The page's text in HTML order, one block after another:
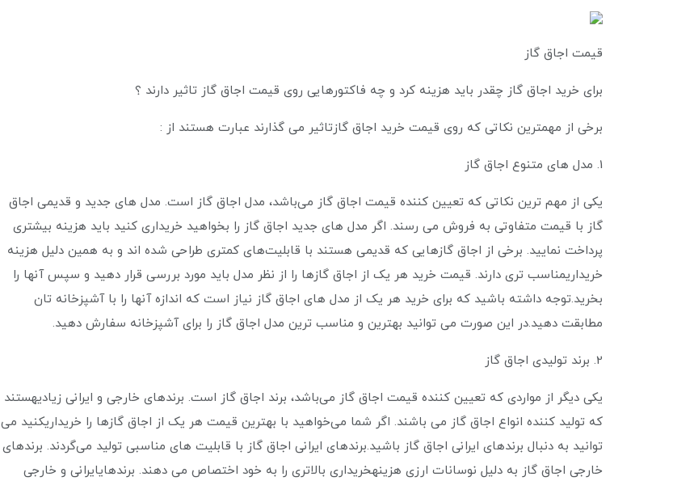
قیمت اجاق گاز
برای خرید اجاق گاز چقدر باید هزینه کرد و چه فاکتورهایی روی قیمت اجاق گاز تاثیر دارند ؟
برخی از مهمترین نکاتی که روی قیمت خرید اجاق گازتاثیر می‌ گذارند عبارت هستند از :
1. مدل های متنوع اجاق گاز
یکی از مهم ‌ترین نکاتی که تعیین کننده قیمت اجاق گاز می‌باشد، مدل اجاق گاز است. مدل‌ های جدید و قدیمی اجاق
گاز با قیمت متفاوتی به فروش می ‌رسند. اگر مدل‌ های جدید اجاق گاز را بخواهید خریداری کنید باید هزینه بیشتری
پرداخت نمایید. برخی از اجاق گازهایی که قدیمی هستند با قابلیت‌های کمتری طراحی شده ‌اند و به همین دلیل هزینه
خریداریمناسب ‌تری دارند. قیمت خرید هر یک از اجاق گازها را از نظر مدل باید مورد بررسی قرار دهید و سپس آنها را
بخرید.توجه داشته باشید که برای خرید هر یک از مدل‌ های اجاق گاز نیاز است که اندازه آنها را با آشپزخانه ‌تان
مطابقت دهید.در این صورت می ‌توانید بهترین و مناسب ‌ترین مدل اجاق گاز را برای آشپزخانه سفارش دهید.
2. برند تولیدی اجاق گاز
یکی دیگر از مواردی که تعیین کننده قیمت اجاق گاز می‌باشد، برند اجاق گاز است. برندهای خارجی و ایرانی زیادیهستند
که تولید کننده انواع اجاق گاز می‌ باشند. اگر شما می‌خواهید با بهترین قیمت هر یک از اجاق گازها را خریداریکنید می
‌توانید به دنبال برندهای ایرانی اجاق گاز باشید.برندهای ایرانی اجاق گاز با قابلیت‌ های مناسبی تولید می‌گردند. برندهای
خارجی اجاق گاز به دلیل نوسانات ارزی هزینهخریداری بالاتری را به خود اختصاص می‌ دهند. برندهایایرانی و خارجی